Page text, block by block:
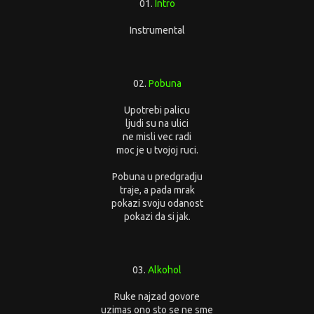
01. Intro
Instrumental
02. Pobuna
Upotrebi palicu
ljudi su na ulici
ne misli vec radi
moc je u tvojoj ruci.
Pobuna u predgradju
traje, a pada mrak
pokazi svoju odanost
pokazi da si jak.
03.Alkohol
Ruke najzad govore
uzimas ono sto se ne sme